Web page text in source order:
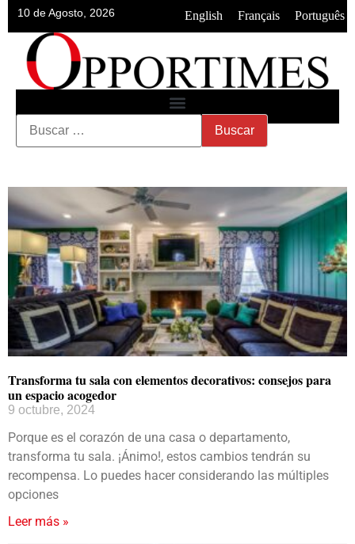
10 de Agosto, 2026 English Français Português
Transforma tu sala con elementos decorativos: consejos para
un espacio acogedor
9 octubre, 2024
Porque es el corazón de una casa o departamento,
transforma tu sala. ¡Ánimo!, estos cambios tendrán su
recompensa. Lo puedes hacer considerando las múltiples
opciones
Leer más »